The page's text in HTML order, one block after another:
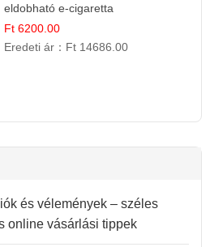
eldobható e-cigaretta
Ft 6200.00
Eredeti ár： Ft 14686.00
és vélemények – széles
online vásárlási tippek